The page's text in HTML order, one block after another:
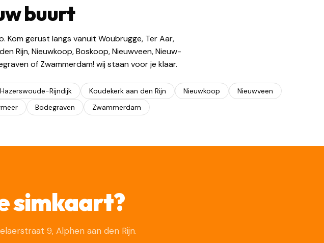
buurt
Kom gerust langs vanuit Woubrugge, Ter Aar,
Rijn, Nieuwkoop, Boskoop, Nieuwveen, Nieuw-
of Zwammerdam! wij staan voor je klaar.
Hazerswoude-Rijndijk Koudekerk aan den Rijn Nieuwkoop
Nieuwveen
Bodegraven Zwammerdam
simkaart?
9, Alphen aan den Rijn.